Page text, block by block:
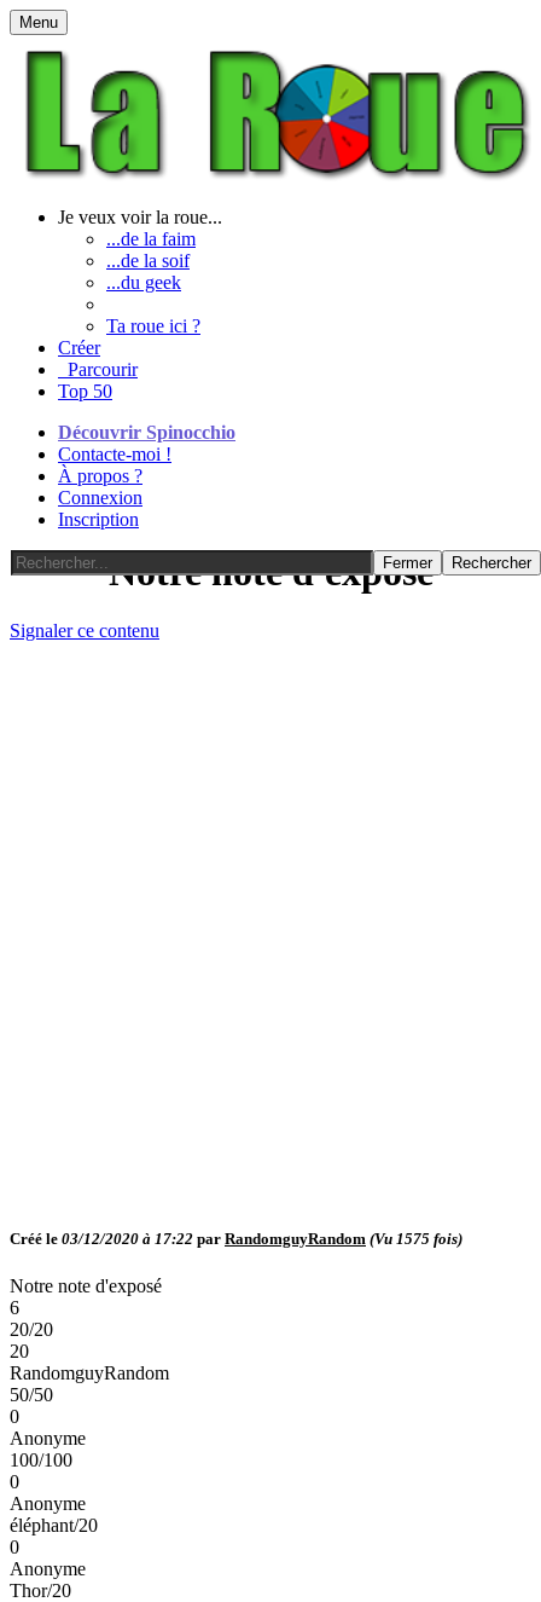
Menu
Je veux voir la roue...
...de la faim
...de la soif
...du geek
Ta roue ici ?
Créer
Parcourir
Top 50
Découvrir Spinocchio
Contacte-moi !
À propos ?
Connexion
Inscription
Fermer Rechercher
Notre note d'exposé
Signaler ce contenu
Créé le 03/12/2020 à 17:22 par RandomguyRandom (Vu 1575 fois)
Notre note d'exposé
6
20/20
20
RandomguyRandom
50/50
0
Anonyme
100/100
0
Anonyme
éléphant/20
0
Anonyme
Thor/20